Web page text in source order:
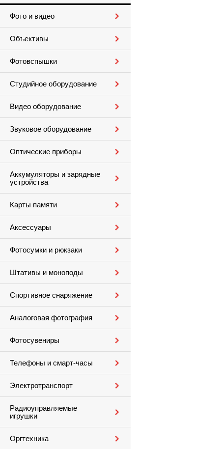
Фото и видео
Объективы
Фотовспышки
Студийное оборудование
Видео оборудование
Звуковое оборудование
Оптические приборы
Аккумуляторы и зарядные
устройства
Карты памяти
Аксессуары
Фотосумки и рюкзаки
Штативы и моноподы
Спортивное снаряжение
Аналоговая фотография
Фотосувениры
Телефоны и смарт-часы
Электротранспорт
Радиоуправляемые
игрушки
Оргтехника